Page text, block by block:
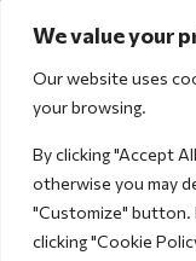
We value your
Our website uses
your browsing.
By clicking "Accept
otherwise you may
"Customize" button.
clicking "Cookie